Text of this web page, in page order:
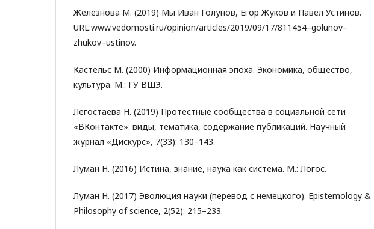
Железнова М. (2019) Мы Иван Голунов, Егор Жуков и Павел Устинов.
URL:www.vedomosti.ru/opinion/articles/2019/09/17/811454–golunov–
zhukov–ustinov.
Кастельс М. (2000) Информационная эпоха. Экономика, общество,
культура. М.: ГУ ВШЭ.
Легостаева Н. (2019) Протестные сообщества в социальной сети
«ВКонтакте»: виды, тематика, содержание публикаций. Научный
журнал «Дискурс», 7(33): 130–143.
Луман Н. (2016) Истина, знание, наука как система. М.: Логос.
Луман Н. (2017) Эволюция науки (перевод с немецкого). Epistemology &
Philosophy of science, 2(52): 215–233.